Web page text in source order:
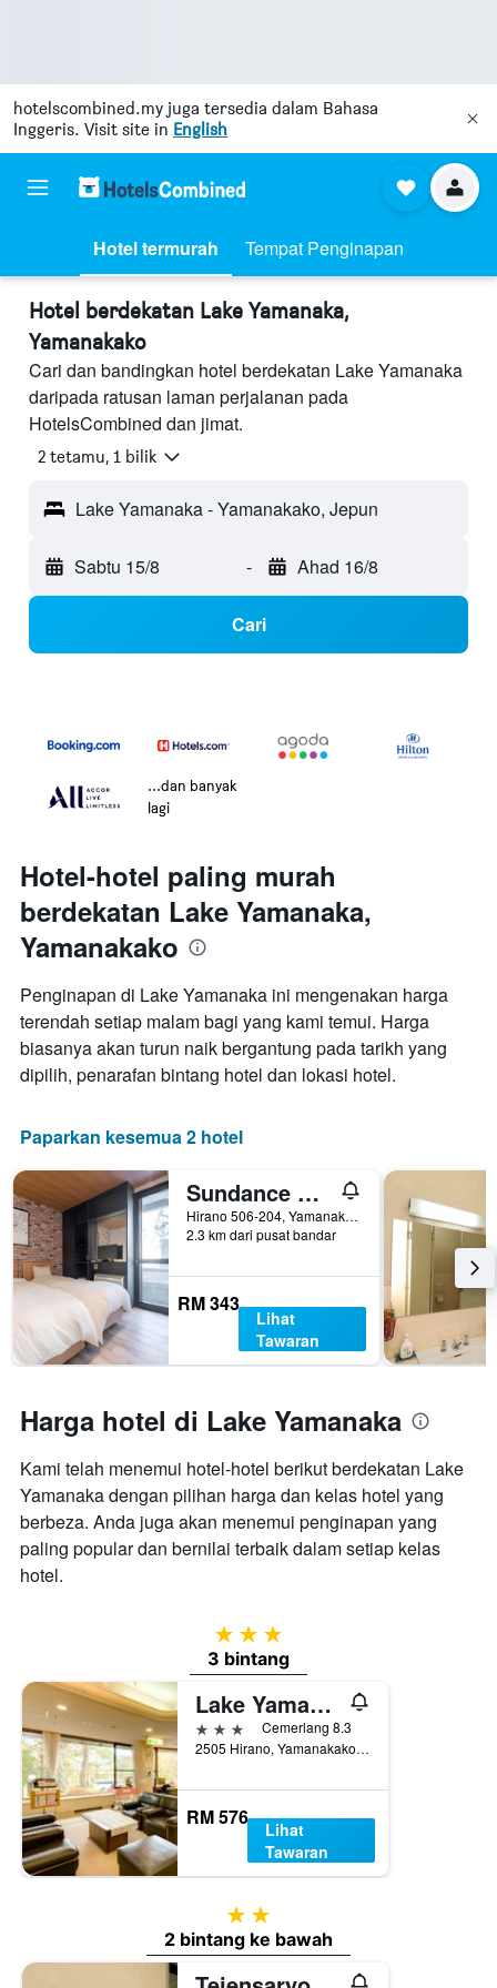
hotelscombined.my juga tersedia dalam Bahasa
Inggeris. Visit site in English
Hotel termurah Tempat Penginapan
Hotel berdekatan Lake Yamanaka,
Yamanakako
Cari dan bandingkan hotel berdekatan Lake Yamanaka
daripada ratusan laman perjalanan pada
HotelsCombined dan jimat.
2 tetamu, 1 bilik
Lake Yamanaka - Yamanakako, Jepun
Sabtu 15/8 - Ahad 16/8
Cari
...dan banyak
lagi
Hotel-hotel paling murah
berdekatan Lake Yamanaka,
Yamanakako
Penginapan di Lake Yamanaka ini mengenakan harga
terendah setiap malam bagi yang kami temui. Harga
biasanya akan turun naik bergantung pada tarikh yang
dipilih, penarafan bintang hotel dan lokasi hotel.
Paparkan kesemua 2 hotel
Sundance Resort Yamanakako
Hirano 506-204, Yamanakako, Jepun
2.3 km dari pusat bandar
RM 343
Lihat
Tawaran
Harga hotel di Lake Yamanaka
Kami telah menemui hotel-hotel berikut berdekatan Lake
Yamanaka dengan pilihan harga dan kelas hotel yang
berbeza. Anda juga akan menemui penginapan yang
paling popular dan bernilai terbaik dalam setiap kelas
hotel.
3 bintang
3 bintang
Lake Yamanakako Shuzansou
3 bintangCemerlang 8.3
2505 Hirano, Yamanakako, Jepun
RM 576
Lihat
Tawaran
2 bintang
2 bintang ke bawah